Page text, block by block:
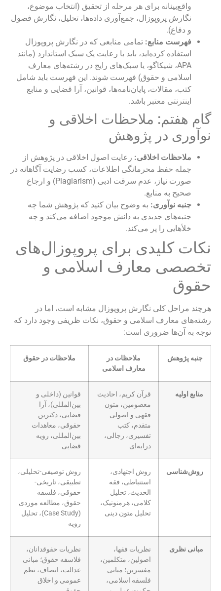
واقع‌بینانه برای هر مرحله از تحقیق (انتخاب موضوع،
نگارش پروپوزال، جمع‌آوری داده‌ها، تحلیل، نگارش فصول
و دفاع).
فهرست منابع: تمامی منابعی که در نگارش پروپوزال
استفاده کرده‌اید، باید با رعایت یک سبک استاندارد (مانند
APA، شیکاگو، یا سبک‌های رایج در رشته‌های معارف
اسلامی و حقوق) فهرست شوند. این فهرست باید شامل
کتب، مقالات، پایان‌نامه‌ها، قوانین، آرا قضایی و منابع
اینترنتی معتبر باشد.
گام هفتم: ملاحظات اخلاقی و
نوآوری در پژوهش
ملاحظات اخلاقی: رعایت اصول اخلاقی در پژوهش از
جمله حفظ محرمانگی اطلاعات، کسب رضایت آگاهانه در
صورت نیاز، عدم سرقت ادبی (Plagiarism) و ارجاع
صحیح به منابع.
جنبه نوآوری: به وضوح بیان کنید که پژوهش شما چه
جنبه‌های جدیدی به دانش موجود اضافه می‌کند و چه
خلأهایی را پر می‌کند.
نکات کلیدی برای پروپوزال‌های
تخصصی معارف اسلامی و
حقوق
هرچند مراحل کلی نگارش پروپوزال مشابه است، اما در
رشته‌های معارف اسلامی و حقوق، نکات ظریفی وجود دارد که
توجه به آن‌ها ضروری است:
جنبه پژوهش
ملاحظات در
معارف اسلامی
ملاحظات در حقوق
منابع اولیه
قرآن کریم، احادیث
معصومین، متون
فقهی و اصولی
متقدم، کتب
تفسیری، رجالی،
درایه‌ای
قوانین (داخلی و
بین‌المللی)، آرا
قضایی، دکترین
حقوقی، معاهدات
بین‌المللی، رویه
قضایی
روش‌شناسی
روش اجتهادی،
استنباطی، فقه
الحدیث، تحلیل
کلامی، هرمنوتیک،
تحلیل متون دینی
روش توصیفی-تحلیلی،
تطبیقی، تاریخی-
حقوقی، فلسفه
حقوق، مطالعه موردی
(Case Study)، تحلیل
رویه
مبانی نظری
نظریات فقها،
اصولین، متکلمین،
مفسرین؛ مبانی
فلسفه اسلامی،
نظریات حقوقدانان،
فلاسفه حقوق؛ مبانی
عدالت، انصاف، نظم
عمومی و اخلاق